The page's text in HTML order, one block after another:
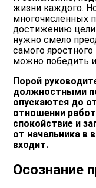
жизни каждого.
многочисленных
достижению
нужно смело
самого
можно победить
Порой
должностными
опускаются до
отношении
спокойствие и
от начальника в
входит.
Осознание